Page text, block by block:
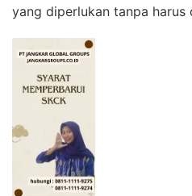
yang diperlukan tanpa